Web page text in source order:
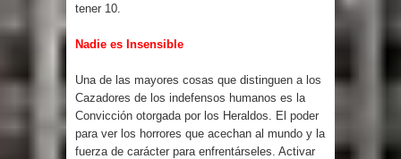
tener 10.
Nadie es Insensible
Una de las mayores cosas que distinguen a los
Cazadores de los indefensos humanos es la
Convicción otorgada por los Heraldos. El poder
para ver los horrores que acechan al mundo y la
fuerza de carácter para enfrentárseles. Activar